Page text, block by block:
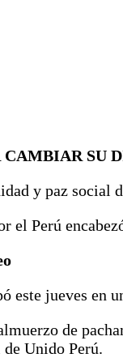
CAMBIAR SU
y paz social
el Perú
este jueves en
de
Unido Perú.